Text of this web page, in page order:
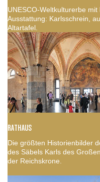
UNESCO-Weltkulturerbe
Ausstattung: Karlsschrein,
Altartafel.
RATHAUS
Die größten Historienbilder
des Säbels Karls des
der Reichskrone.